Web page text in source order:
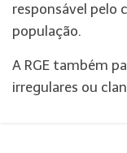
responsável pelo
população.
A RGE também
irregulares ou